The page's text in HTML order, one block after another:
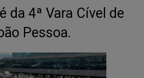
da 4ª Vara Cível de
Pessoa.